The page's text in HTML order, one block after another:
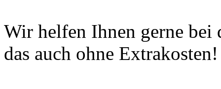
Wir helfen Ihnen gerne bei
das auch ohne Extrakosten!